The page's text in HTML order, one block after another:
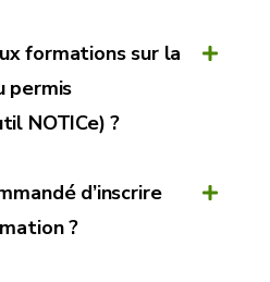
formations sur la
permis
NOTICe) ?
d’inscrire
?